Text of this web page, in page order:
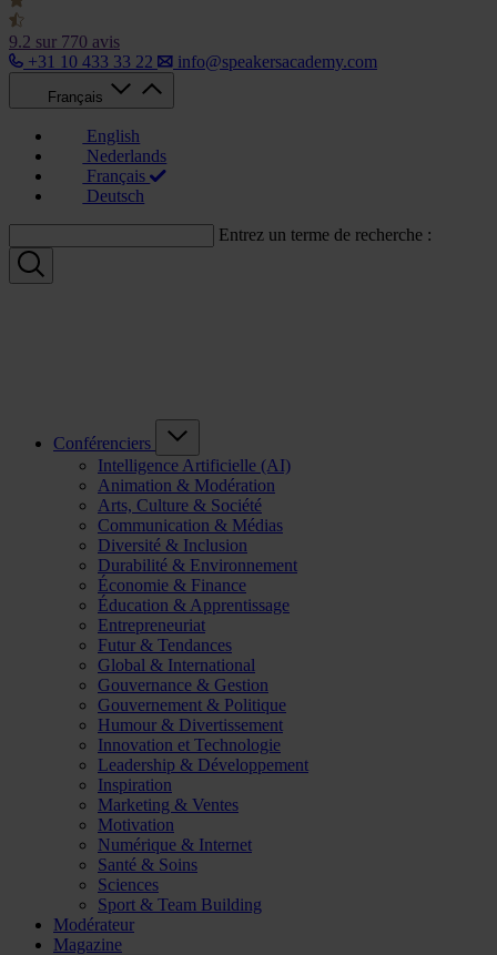
9.2 sur 770 avis
+31 10 433 33 22
info@speakersacademy.com
Français
English
Nederlands
Français
Deutsch
Entrez un terme de recherche :
Conférenciers
Intelligence Artificielle (AI)
Animation & Modération
Arts, Culture & Société
Communication & Médias
Diversité & Inclusion
Durabilité & Environnement
Économie & Finance
Éducation & Apprentissage
Entrepreneuriat
Futur & Tendances
Global & International
Gouvernance & Gestion
Gouvernement & Politique
Humour & Divertissement
Innovation et Technologie
Leadership & Développement
Inspiration
Marketing & Ventes
Motivation
Numérique & Internet
Santé & Soins
Sciences
Sport & Team Building
Modérateur
Magazine